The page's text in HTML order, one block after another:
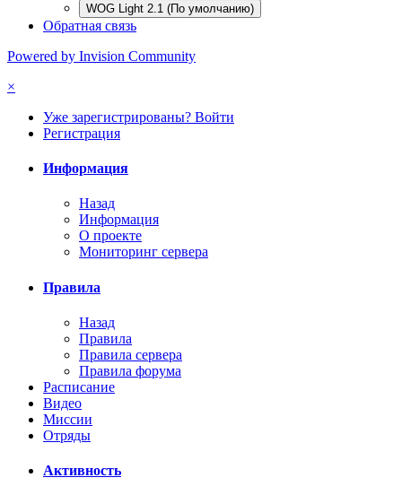
WOG Light 2.1 (По умолчанию)
Обратная связь
Powered by Invision Community
×
Уже зарегистрированы? Войти
Регистрация
Информация
Назад
Информация
О проекте
Мониторинг сервера
Правила
Назад
Правила
Правила сервера
Правила форума
Расписание
Видео
Миссии
Отряды
Активность